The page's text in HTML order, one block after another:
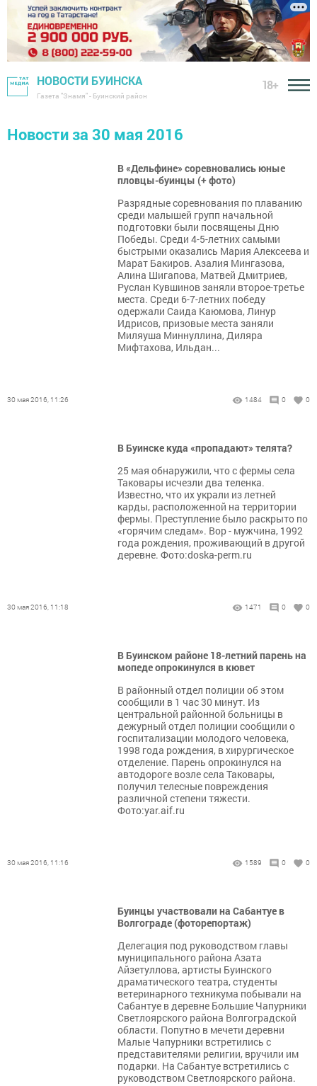
НОВОСТИ БУИНСКА
Газета "Знамя" - Буинский район
18+
Новости за 30 мая 2016
В «Дельфине» соревновались юные
пловцы-буинцы (+ фото)
Разрядные соревнования по плаванию
среди малышей групп начальной
подготовки были посвящены Дню
Победы. Среди 4-5-летних самыми
быстрыми оказались Мария Алексеева и
Марат Бакиров. Азалия Мингазова,
Алина Шигапова, Матвей Дмитриев,
Руслан Кувшинов заняли второе-третье
места. Среди 6-7-летних победу
одержали Саида Каюмова, Линур
Идрисов, призовые места заняли
Миляуша Миннуллина, Диляра
Мифтахова, Ильдан...
30 мая 2016, 11:26 1484 0 0
В Буинске куда «пропадают» телята?
25 мая обнаружили, что с фермы села
Таковары исчезли два теленка.
Известно, что их украли из летней
карды, расположенной на территории
фермы. Преступление было раскрыто по
«горячим следам». Вор - мужчина, 1992
года рождения, проживающий в другой
деревне. Фото:doska-perm.ru
30 мая 2016, 11:18 1471 0 0
В Буинском районе 18-летний парень на
мопеде опрокинулся в кювет
В районный отдел полиции об этом
сообщили в 1 час 30 минут. Из
центральной районной больницы в
дежурный отдел полиции сообщили о
госпитализации молодого человека,
1998 года рождения, в хирургическое
отделение. Парень опрокинулся на
автодороге возле села Таковары,
получил телесные повреждения
различной степени тяжести.
Фото:yar.aif.ru
30 мая 2016, 11:16 1589 0 0
Буинцы участвовали на Сабантуе в
Волгограде (фоторепортаж)
Делегация под руководством главы
муниципального района Азата
Айзетуллова, артисты Буинского
драматического театра, студенты
ветеринарного техникума побывали на
Сабантуе в деревне Большие Чапурники
Светлоярского района Волгоградской
области. Попутно в мечети деревни
Малые Чапурники встретились с
представителями религии, вручили им
подарки. На Сабантуе встретились с
руководством Светлоярского района.